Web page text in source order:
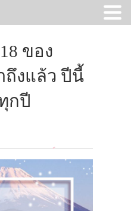
ของ
ถึงแล้ว ปีนี้
กปี